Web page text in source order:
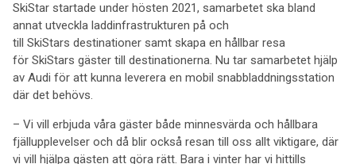
SkiStar startade under hösten 2021, samarbetet ska bland
annat utveckla laddinfrastrukturen på och
till SkiStars destinationer samt skapa en hållbar resa
för SkiStars gäster till destinationerna. Nu tar samarbetet hjälp
av Audi för att kunna leverera en mobil snabbladdningsstation
där det behövs.
– Vi vill erbjuda våra gäster både minnesvärda och hållbara
fjällupplevelser och då blir också resan till oss allt viktigare, där
vi vill hjälpa gästen att göra rätt. Bara i vinter har vi hittills